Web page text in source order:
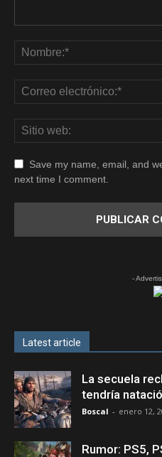
Save my name, email, and
next time I comment.
-
Latest article
La secuela
tendría
Boscal - enero 12,
Rumor: PS5,